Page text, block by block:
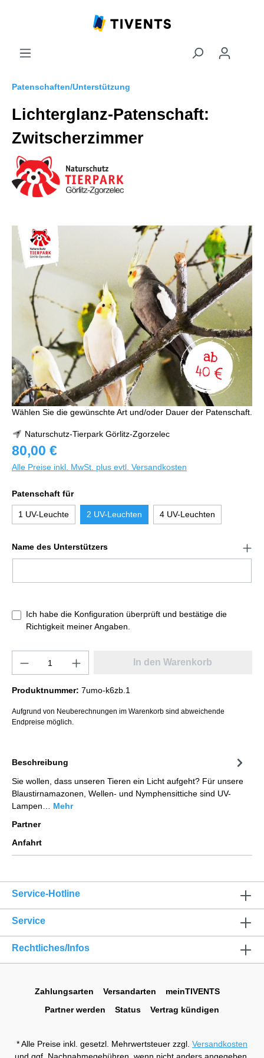
Patenschaften/Unterstützung
Lichterglanz-Patenschaft:
Zwitscherzimmer
Wählen Sie die gewünschte Art und/oder Dauer der Patenschaft.
Naturschutz-Tierpark Görlitz-Zgorzelec
80,00 €
Alle Preise inkl. MwSt. plus evtl. Versandkosten
Patenschaft für
1 UV-Leuchte 2 UV-Leuchten 4 UV-Leuchten
Name des Unterstützers
Ich habe die Konfiguration überprüft und bestätige die
Richtigkeit meiner Angaben.
In den Warenkorb
Produktnummer: 7umo-k6zb.1
Aufgrund von Neuberechnungen im Warenkorb sind abweichende
Endpreise möglich.
Beschreibung
Sie wollen, dass unseren Tieren ein Licht aufgeht? Für unsere
Blaustirnamazonen, Wellen- und Nymphensittiche sind UV-
Lampen… Mehr
Partner
Anfahrt
Service-Hotline
Service
Rechtliches/Infos
Zahlungsarten Versandarten
meinTIVENTS
Partner werden
Status Vertrag kündigen
* Alle Preise inkl. gesetzl. Mehrwertsteuer zzgl. Versandkosten